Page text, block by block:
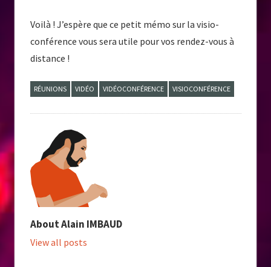
Voilà ! J’espère que ce petit mémo sur la visio-
conférence vous sera utile pour vos rendez-vous à
distance !
RÉUNIONS VIDÉO VIDÉOCONFÉRENCE VISIOCONFÉRENCE
AboutAlain IMBAUD
View all posts